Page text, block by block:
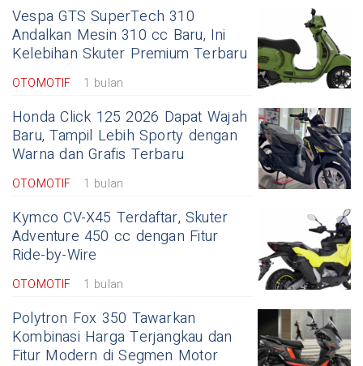
Vespa GTS SuperTech 310
Andalkan Mesin 310 cc Baru, Ini
Kelebihan Skuter Premium Terbaru
OTOMOTIF 1 bulan
Honda Click 125 2026 Dapat Wajah
Baru, Tampil Lebih Sporty dengan
Warna dan Grafis Terbaru
OTOMOTIF 1 bulan
Kymco CV-X45 Terdaftar, Skuter
Adventure 450 cc dengan Fitur
Ride-by-Wire
OTOMOTIF 1 bulan
Polytron Fox 350 Tawarkan
Kombinasi Harga Terjangkau dan
Fitur Modern di Segmen Motor